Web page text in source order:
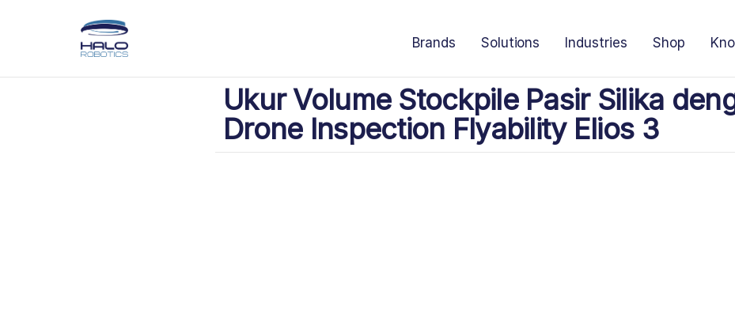
Brands Solutions Industries Shop
Ukur Volume Stockpile Pasir Silika
Drone Inspection Flyability Elios 3